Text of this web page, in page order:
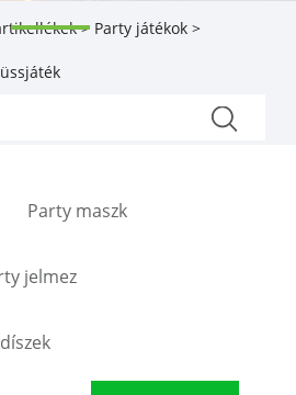
> Party játékok>
Party maszk
jelmez